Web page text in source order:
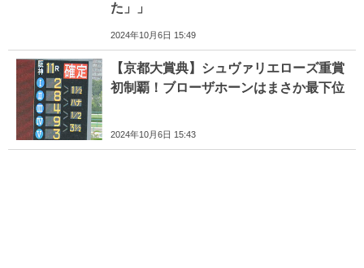
た」」
2024年10月6日 15:49
【京都大賞典】シュヴァリエローズ重賞
初制覇！ブローザホーンはまさか最下位
2024年10月6日 15:43